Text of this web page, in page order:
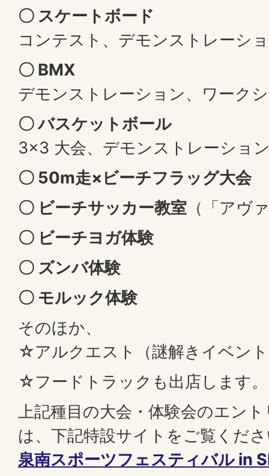
〇 スケートボード
コンテスト、デモンストレーシ
〇 BMX
デモンストレーション、ワーク
〇 バスケットボール
3×3 大会、デモンストレーショ
〇 50m走×ビーチフラッグ大会
〇 ビーチサッカー教室 （「アヴ
〇 ビーチヨガ体験
〇 ズンバ体験
〇 モルック体験
そのほか、
☆アルクエスト（謎解きイベン
☆フードトラックも出店します。
上記種目の大会・体験会のエン
は、下記特設サイトをご覧くだ
泉南スポーツフェスティバル in